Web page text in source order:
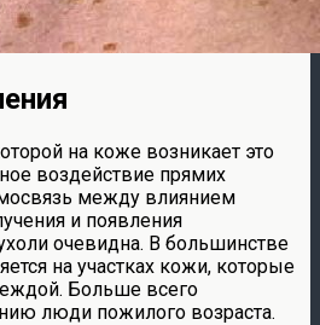
на коже возникает это
воздействие прямих
между влиянием
и появления
очевидна. В большинстве
на участках кожи, которые
Больше всего
люди пожилого возраста.